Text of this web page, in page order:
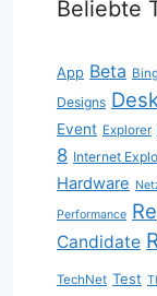
Beliebte
App Beta
Designs
Event Explorer
8 Internet
Hardware
Performance
Candidate
TechNet Test